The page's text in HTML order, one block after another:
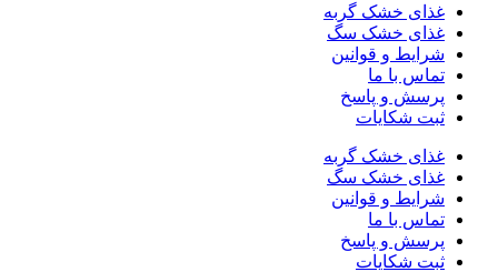
غذای خشک گربه
غذای خشک سگ
شرایط و قوانین
تماس با ما
پرسش و پاسخ
ثبت شکایات
غذای خشک گربه
غذای خشک سگ
شرایط و قوانین
تماس با ما
پرسش و پاسخ
ثبت شکایات